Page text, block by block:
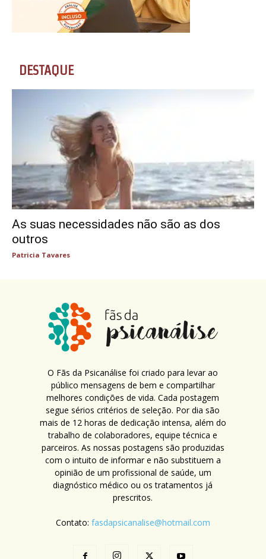
DESTAQUE
As suas necessidades não são as dos
outros
Patricia Tavares
O Fãs da Psicanálise foi criado para levar ao
público mensagens de bem e compartilhar
melhores condições de vida. Cada postagem
segue sérios critérios de seleção. Por dia são
mais de 12 horas de dedicação intensa, além do
trabalho de colaboradores, equipe técnica e
parceiros. As nossas postagens são produzidas
com o intuito de informar e não substituem a
opinião de um profissional de saúde, um
diagnóstico médico ou os tratamentos já
prescritos.
Contato: fasdapsicanalise@hotmail.com